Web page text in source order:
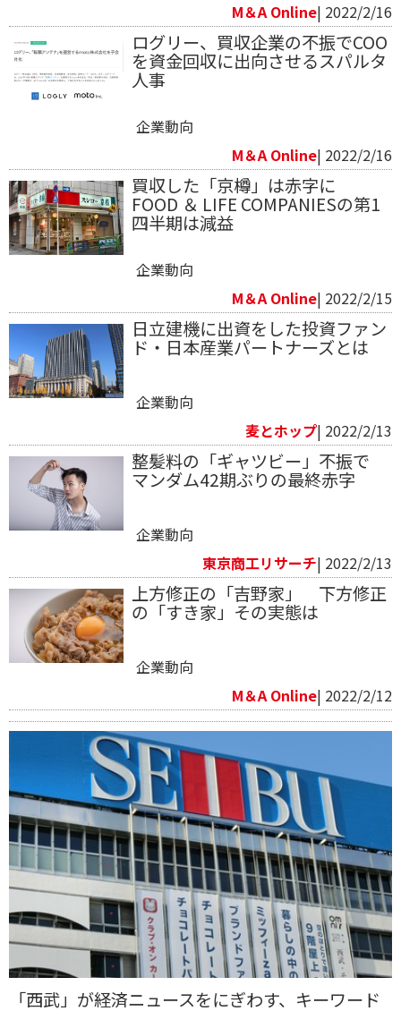
M＆A Online| 2022/2/16
ログリー、買収企業の不振でCOO
を資金回収に出向させるスパルタ
人事
企業動向
M＆A Online| 2022/2/16
買収した「京樽」は赤字に
FOOD ＆ LIFE COMPANIESの第1
四半期は減益
企業動向
M＆A Online| 2022/2/15
日立建機に出資をした投資ファン
ド・日本産業パートナーズとは
企業動向
麦とホップ| 2022/2/13
整髪料の「ギャツビー」不振で
マンダム42期ぶりの最終赤字
企業動向
東京商工リサーチ| 2022/2/13
上方修正の「吉野家」 下方修正
の「すき家」その実態は
企業動向
M＆A Online| 2022/2/12
「西武」が経済ニュースをにぎわす、キーワード